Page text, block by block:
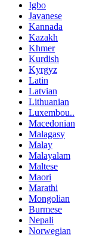
Igbo
Javanese
Kannada
Kazakh
Khmer
Kurdish
Kyrgyz
Latin
Latvian
Lithuanian
Luxembou..
Macedonian
Malagasy
Malay
Malayalam
Maltese
Maori
Marathi
Mongolian
Burmese
Nepali
Norwegian